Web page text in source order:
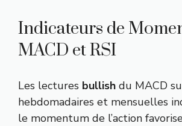
Indicateurs de
MACD et RSI
Les lectures bullish du MACD
hebdomadaires et mensuelles
le momentum de l’action